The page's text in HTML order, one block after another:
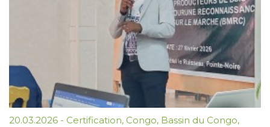
20.03.2026 - Certification, Congo, Bassin du Congo,